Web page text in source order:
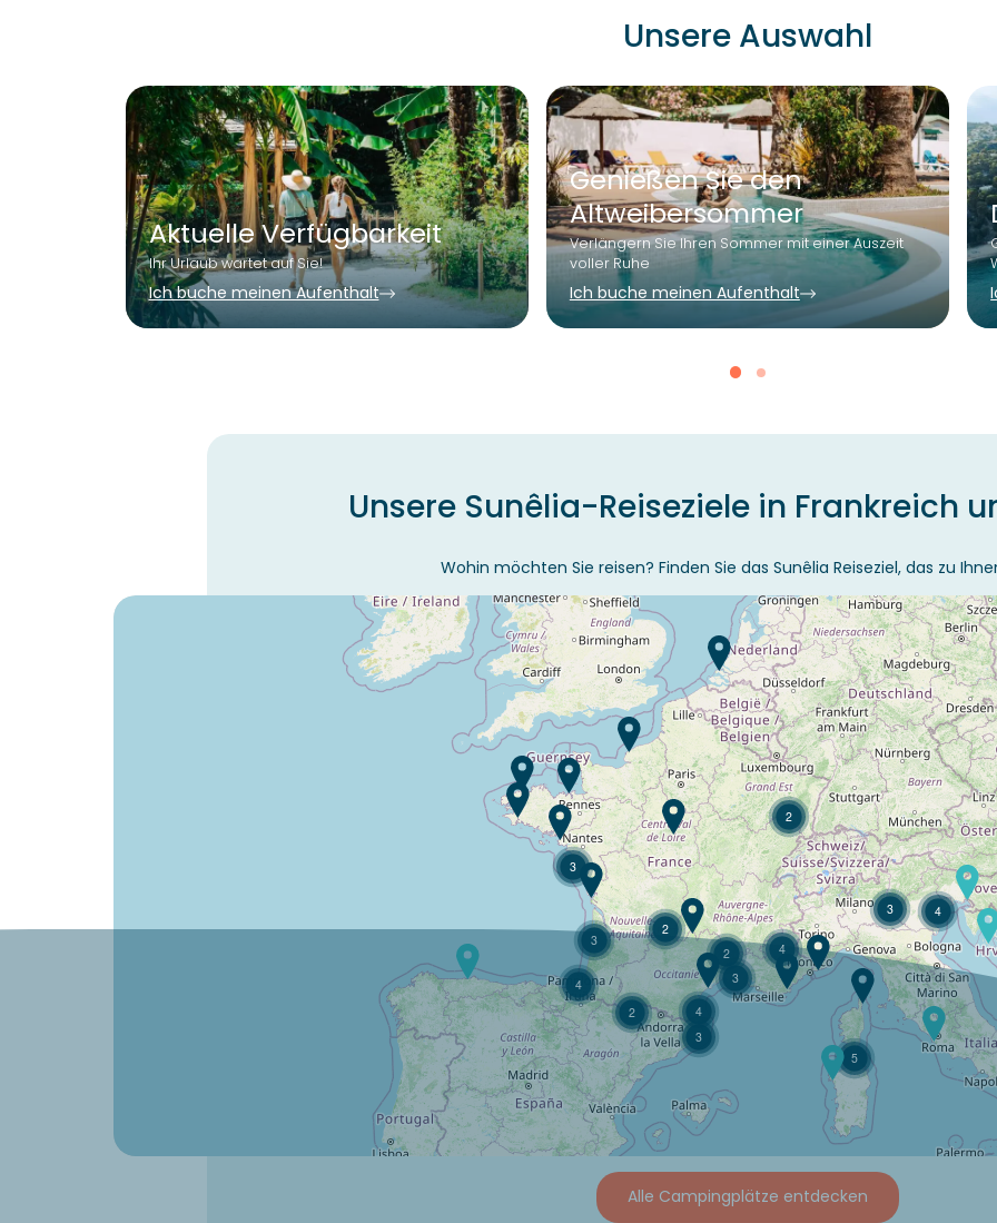
Unsere Auswahl
Aktuelle Verfügbarkeit
Ihr Urlaub wartet auf Sie!
Ich buche meinen Aufenthalt
Genießen Sie den
Altweibersommer
Verlängern Sie Ihren Sommer mit einer Auszeit
voller Ruhe
Ich buche meinen Aufenthalt
Unsere Sunêlia-Reiseziele in Frankreich
Wohin möchten Sie reisen? Finden Sie das Sunêlia Reiseziel, das zu
2
3 4
3
5
2
3
4
4
2
3
4
3
2
Alle Campingplätze entdecken